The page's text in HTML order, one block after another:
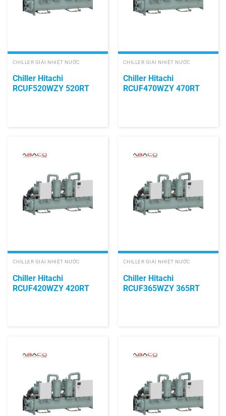
CHILLER GIẢI NHIỆT NƯỚC
Chiller Hitachi
RCUF520WZY 520RT
CHILLER GIẢI NHIỆT NƯỚC
Chiller Hitachi
RCUF470WZY 470RT
CHILLER GIẢI NHIỆT NƯỚC
Chiller Hitachi
RCUF420WZY 420RT
CHILLER GIẢI NHIỆT NƯỚC
Chiller Hitachi
RCUF365WZY 365RT